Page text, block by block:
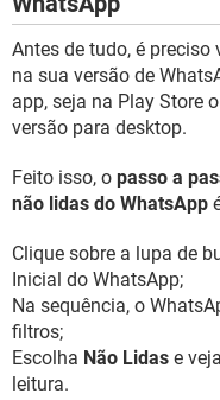
Antes de tudo, é
na sua versão de
app, seja na Play Store
versão para desktop.
Feito isso, o passo a
não lidas do WhatsApp
Clique sobre a lupa de
Inicial do WhatsApp;
Na sequência, o
filtros;
Escolha Não Lidas e
leitura.